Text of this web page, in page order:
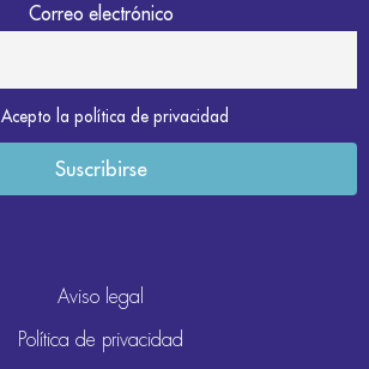
Correo electrónico
Acepto la política de privacidad
Aviso legal
Política de privacidad